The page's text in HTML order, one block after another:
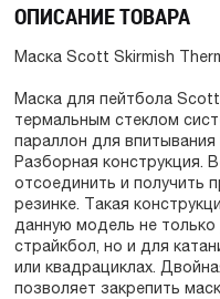
ОПИСАНИЕ ТОВАРА
Маска Scott Skirmish
Маска для пейтбола
термальным стеклом
параллон для
Разборная конструкция.
отсоединить и получить
резинке. Такая
данную модель не только
страйкбол, но и для
или квадрациклах.
позволяет закрепить